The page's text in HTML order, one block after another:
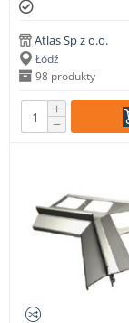
Atlas Sp z o.o.
Łódź
98 produkty
+
−